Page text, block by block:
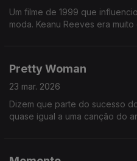
Um filme de 1999 que
moda. Keanu Reeves era
Pretty Woman
23 mar. 2026
Dizem que parte do sucesso
quase igual a uma canção do